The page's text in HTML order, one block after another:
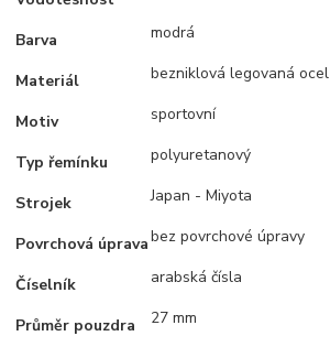
Barva modrá
Materiál bezniklová legovaná ocel
Motiv sportovní
Typ řemínku polyuretanový
Strojek Japan - Miyota
Povrchová úpravabez povrchové úpravy
Číselník arabská čísla
Průměr pouzdra 27 mm